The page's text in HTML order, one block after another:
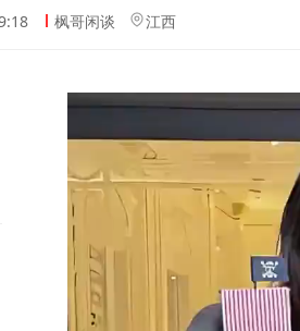
枫哥闲谈 江西